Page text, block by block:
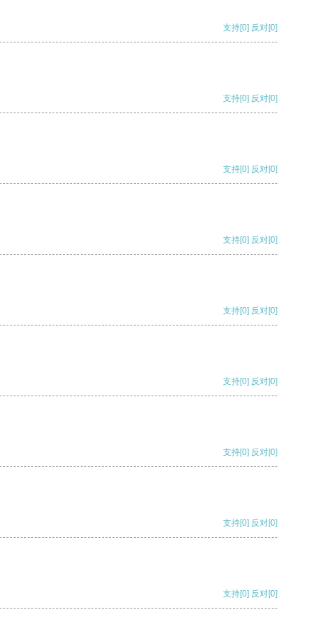
支持[0] 反对[0]
支持[0] 反对[0]
支持[0] 反对[0]
支持[0] 反对[0]
支持[0] 反对[0]
支持[0] 反对[0]
支持[0] 反对[0]
支持[0] 反对[0]
支持[0] 反对[0]